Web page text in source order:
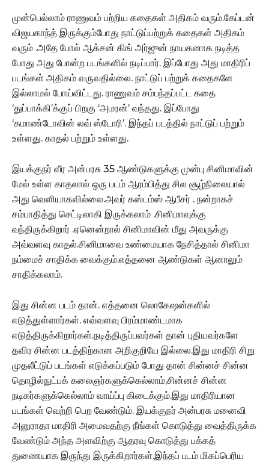
முன்பெல்லாம் ராணுவம் பற்றிய கதைகள் அதிகம் வரும்.கேப்டன்
விஜயகாந்த் இருக்கும்போது நாட்டுப்பற்றுக் கதைகள் அதிகம்
வரும் .அதே போல் ஆக்சன் கிங் அர்ஜுன் நாயகனாக நடித்த
போது அது போன்ற படங்களில் நடிப்பார். இப்போது அது மாதிரிப்
படங்கள் அதிகம் வருவதில்லை. நாட்டுப் பற்றுக் கதைகளே
இல்லாமல் போய்விட்டது. ராணுவம் சம்பந்தப்பட்ட கதை
‘துப்பாக்கி’க்குப் பிறகு ‘அமரன்’ வந்தது. இப்போது
‘கமாண்டோவின் லவ் ஸ்டோரி’. இந்தப் படத்தில் நாட்டுப் பற்றும்
உள்ளது. காதல் பற்றும் உள்ளது.
இயக்குநர் வீர அன்பரசு 35 ஆண்டுகளுக்கு முன்பு சினிமாவின்
மேல் உள்ள காதலால் ஒரு படம் ஆரம்பித்து சில சூழ்நிலையால்
அது வெளியாகவில்லை.அவர் கஸ்டம்ஸ் ஆபீசர் . நன்றாகச்
சம்பாதித்து செட்டிலாகி இருக்கலாம் .சினிமாவுக்கு
வந்திருக்கிறார் .ஏனென்றால் சினிமாவின் மீது அவருக்கு
அவ்வளவு காதல்.சினிமாவை உண்மையாக நேசித்தால் சினிமா
நம்மைச் சாதிக்க வைக்கும்.எத்தனை ஆண்டுகள் ஆனாலும்
சாதிக்கலாம்.
இது சின்ன படம் தான். எத்தனை லொகேஷன்களில்
எடுத்துள்ளார்கள். எவ்வளவு பிரம்மாண்டமாக
எடுத்திருக்கிறார்கள்.நடித்திருப்பவர்கள் தான் புதியவர்களே
தவிர சின்ன படத்திற்கான அறிகுறியே இல்லை.இது மாதிரி சிறு
முதலீட்டுப் படங்கள் எடுக்கப்படும் போது தான் சின்னச் சின்ன
தொழில்நுட்பக் கலைஞர்களுக்கெல்லாம்,சின்னச் சின்ன
நடிகர்களுக்கெல்லாம் வாய்ப்பு கிடைக்கும்.இது மாதிரியான
படங்கள் வெற்றி பெற வேண்டும். இயக்குநர் அன்பரசு மனைவி
அனுராதா மாதிரி அமைவதற்கு நீங்கள் கொடுத்து வைத்திருக்க
வேண்டும் அந்த அளவிற்கு ஆதரவு கொடுத்து பக்கத்
துணையாக இருந்து இருக்கிறார்கள்.இந்தப் படம் மிகப்பெரிய